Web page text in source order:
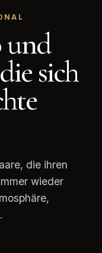
und
sich
die ihren
wieder